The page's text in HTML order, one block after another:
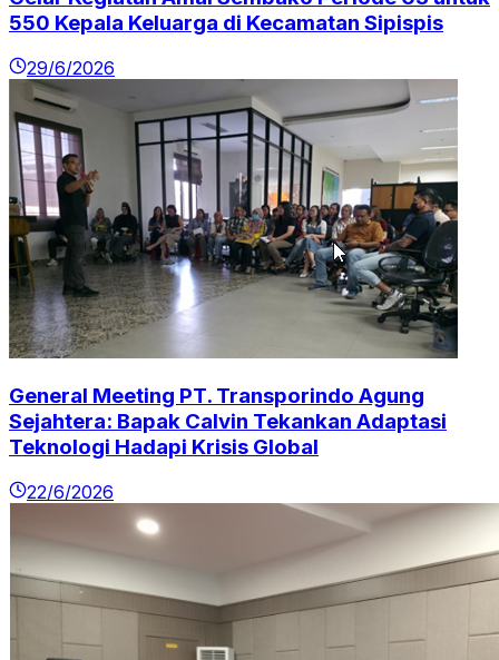
550 Kepala Keluarga di Kecamatan Sipispis
29/6/2026
General Meeting PT. Transporindo Agung
Sejahtera: Bapak Calvin Tekankan Adaptasi
Teknologi Hadapi Krisis Global
22/6/2026